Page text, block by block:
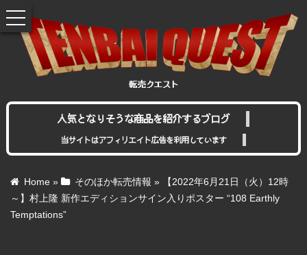
人気となりそうな商品を紹介するブログ
当サイトはアフィリエイト広告を利用しています
Home » そのほか転売情報 »
【2022年6月21日（火）12時
～】村上隆 新作エディションサイン入りポスター “108 Earthly
Temptations”
toggle
navigation